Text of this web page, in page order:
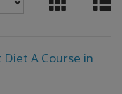
Diet A Course in